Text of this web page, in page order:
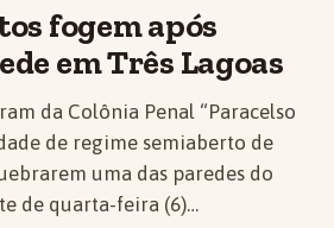
fogem após
em Três Lagoas
da Colônia Penal “Paracelso
de regime semiaberto de
uma das paredes do
de quarta-feira (6)…